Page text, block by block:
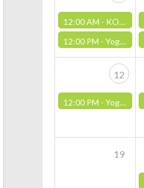
12:00 AM - KOR FellesDamp i Sandnes
12:00 PM - Yoga med Jivamukti Yoga, Sandnes
12
12:00 PM - Yoga med Jivamukti Yoga, Sandnes
19